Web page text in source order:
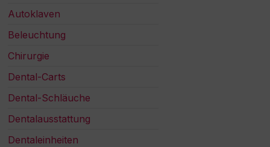
Autoklaven
Beleuchtung
Chirurgie
Dental-Carts
Dental-Schläuche
Dentalausstattung
Dentaleinheiten